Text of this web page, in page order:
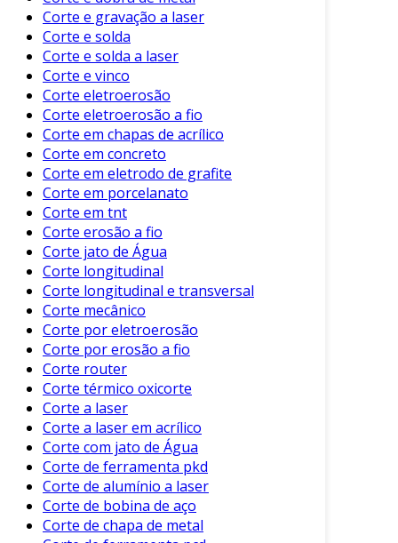
adequado impacta diretamente a qualidade e
eficiência do produto final.
Benefícios do Corte de Chapa de
Metal
O corte de chapa de metal oferece diversos
benefícios que são essenciais para a indústria.
Entre os principais, destacam-se:
Precisão: Tecnologia como o corte a laser
garante cortes detalhados, minimizando
erros.
Reduced Waste: Processos otimizados de
corte reduzem o desperdício de material.
Rapidez: Algumas máquinas conseguem
realizar cortes em alta velocidade,
aumentando a produtividade da operação.
Versatilidade: Capaz de cortar diferentes
tipos de metais e espessuras, adaptando-
se a diversas necessidades.
Esses benefícios tornam o corte de chapa de
metal uma escolha imprescindível para
empresas que buscam aumentar sua
competitividade.
Corte e gravação a laser
Corte e solda
Corte e solda a laser
Corte e vinco
Corte eletroerosão
Corte eletroerosão a fio
Corte em chapas de acrílico
Corte em concreto
Corte em eletrodo de grafite
Corte em porcelanato
Corte em tnt
Corte erosão a fio
Corte jato de Água
Corte longitudinal
Corte longitudinal e transversal
Corte mecânico
Corte por eletroerosão
Corte por erosão a fio
Corte router
Corte térmico oxicorte
Corte a laser
Corte a laser em acrílico
Corte com jato de Água
Corte de ferramenta pkd
Corte de alumínio a laser
Corte de bobina de aço
Corte de chapa de metal